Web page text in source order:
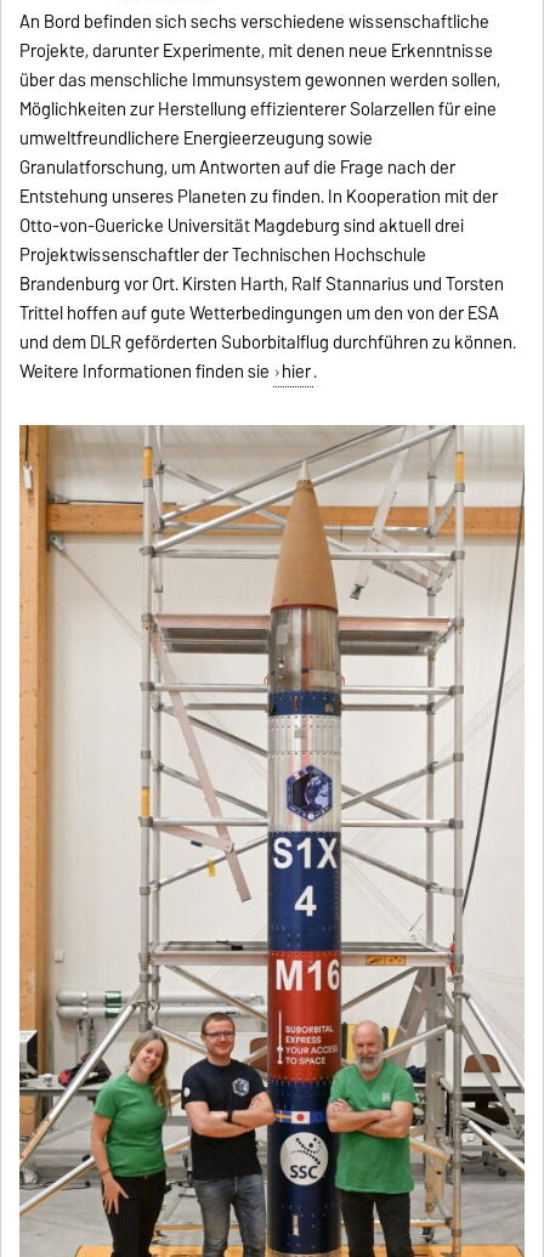
An Bord befinden sich sechs verschiedene wissenschaftliche
Projekte, darunter Experimente, mit denen neue Erkenntnisse
über das menschliche Immunsystem gewonnen werden sollen,
Möglichkeiten zur Herstellung effizienterer Solarzellen für eine
umweltfreundlichere Energieerzeugung sowie
Granulatforschung, um Antworten auf die Frage nach der
Entstehung unseres Planeten zu finden. In Kooperation mit der
Otto-von-Guericke Universität Magdeburg sind aktuell drei
Projektwissenschaftler der Technischen Hochschule
Brandenburg vor Ort. Kirsten Harth, Ralf Stannarius und Torsten
Trittel hoffen auf gute Wetterbedingungen um den von der ESA
und dem DLR geförderten Suborbitalflug durchführen zu können.
Weitere Informationen finden sie hier.